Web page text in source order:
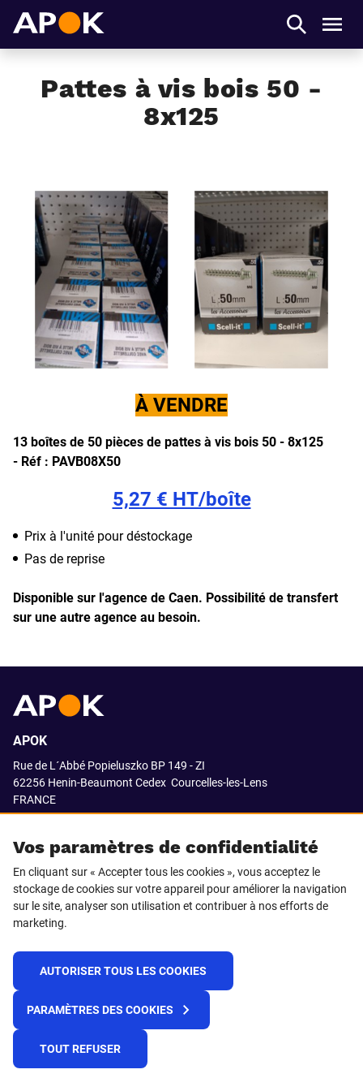
Pattes à vis bois 50 -
8x125
À VENDRE
13 boîtes de 50 pièces de pattes à vis bois 50 - 8x125
- Réf : PAVB08X50
5,27 € HT/boîte
Prix à l'unité pour déstockage
Pas de reprise
Disponible sur l'agence de Caen. Possibilité de transfert
sur une autre agence au besoin.
Vos paramètres de confidentialité
En cliquant sur « Accepter tous les cookies », vous acceptez le
stockage de cookies sur votre appareil pour améliorer la navigation
sur le site, analyser son utilisation et contribuer à nos efforts de
marketing.
AUTORISER TOUS LES COOKIES
PARAMÈTRES DES COOKIES
TOUT REFUSER
APOK
Rue de L´Abbé Popieluszko BP 149 - ZI
62256 Henin-Beaumont Cedex Courcelles-les-Lens
FRANCE
SUIVEZ-NOUS SUR
© 2021 APOK